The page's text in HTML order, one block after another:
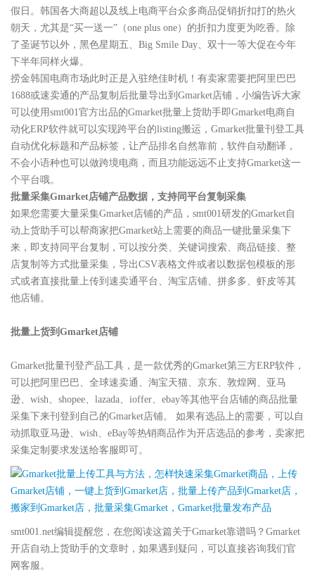
假日。韩国各大商超以及线上电商平台众多商品促销折扣打的热火
朝天，尤其是“买一送一”（one plus one）的折扣力度更为吃香。除
了圣诞节以外，黑色星期五、Big Smile Day、双十一等大促在今年
下半年同样火爆。
捞金韩国电商市场此时正是入驻绝佳时机！有卖家需要把阿里巴巴
1688或速卖通的产品复制后批量导出到Gmarket店铺，小编告诉大家
可以使用smt001官方出品的Gmarket批量上货助手即Gmarket电商自
动化ERP软件就可以实现跨平台的listing搬运，Gmarket批量刊登工具
自动优化标题和产品标签，让产品排名自然靠前，软件自动翻译，
不会小语种也可以做跨境电商，而且功能远远不止支持Gmarket这一
个平台哦。
批量采集Gmarket店铺产品数据，支持同平台复制采集
如果您需要大量采集Gmarket店铺的产品，smt001研发的Gmarket自
动上货助手可以帮商家把Gmarket站上需要的商品一键批量采集下
来，即支持同平台复制，可以按分类、关键词搜索、商品链接、整
店复制等方式批量采集，导出CSV表格文件或者以数据包模板的形
式或者直接批量上传到速卖通平台、淘宝店铺、拼多多、虾皮等其
他店铺。
批量上货到Gmarket店铺
Gmarket批量刊登产品工具，是一款优秀的Gmarket第三方ERP软件，
可以把阿里巴巴、全球速卖通、淘宝天猫、京东、敦煌网、亚马
逊、wish、shopee、lazada、ioffer、ebay等其他平台店铺的商品批量
采集下来刊登到自己的Gmarket店铺。 如果有选品上的需要，可以自
动抓取亚马逊、wish、eBay等热销商品作为开店选品的参考，卖家把
采集定制要求发送给客服即可。
smt001.net编辑提醒您，在您阅读这篇关于Gmarket靠谱吗？Gmarket
开店自动上货助手的文章时，如果遇到疑问，可以直接咨询我们官
网客服。